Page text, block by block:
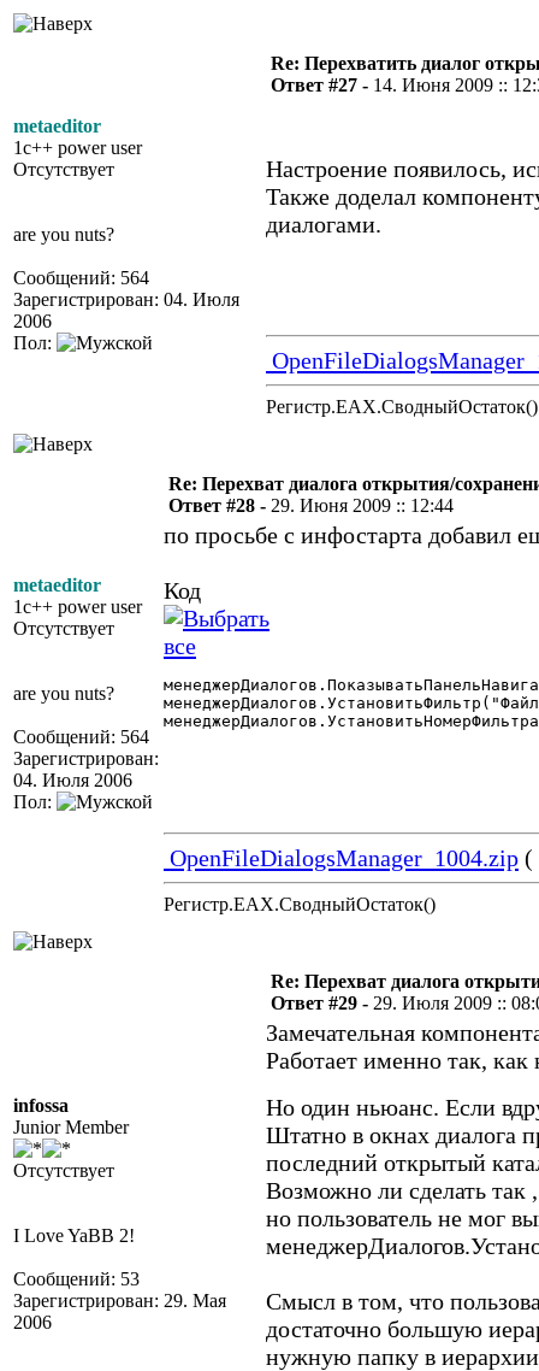
metaeditor
1c++ power user
Отсутствует
are you nuts?
Сообщений: 564
Зарегистрирован: 04. Июля
2006
Пол:
Re: Перехватить диалог
Ответ #27 - 14. Июня 2009 ::
Настроение появилось,
Также доделал
диалогами.
Регистр.EAX.СводныйОстаток()
metaeditor
1c++ power user
Отсутствует
are you nuts?
Сообщений: 564
Зарегистрирован:
04. Июля 2006
Пол:
Re: Перехват диалога открытия/
Ответ #28 - 29. Июня 2009 :: 12:44
по просьбе с инфостарта добавил
Код
OpenFileDialogsManager_1004.zip (
Регистр.EAX.СводныйОстаток()
infossa
Junior Member
Отсутствует
I Love YaBB 2!
Сообщений: 53
Зарегистрирован: 29. Мая
2006
Re: Перехват диалога
Ответ #29 - 29. Июля 2009 ::
Замечательная
Работает именно так,
Но один ньюанс. Если
Штатно в окнах диалога
последний открытый
Возможно ли сделать так
но пользователь не мог
Смысл в том, что
достаточно большую
нужную папку в